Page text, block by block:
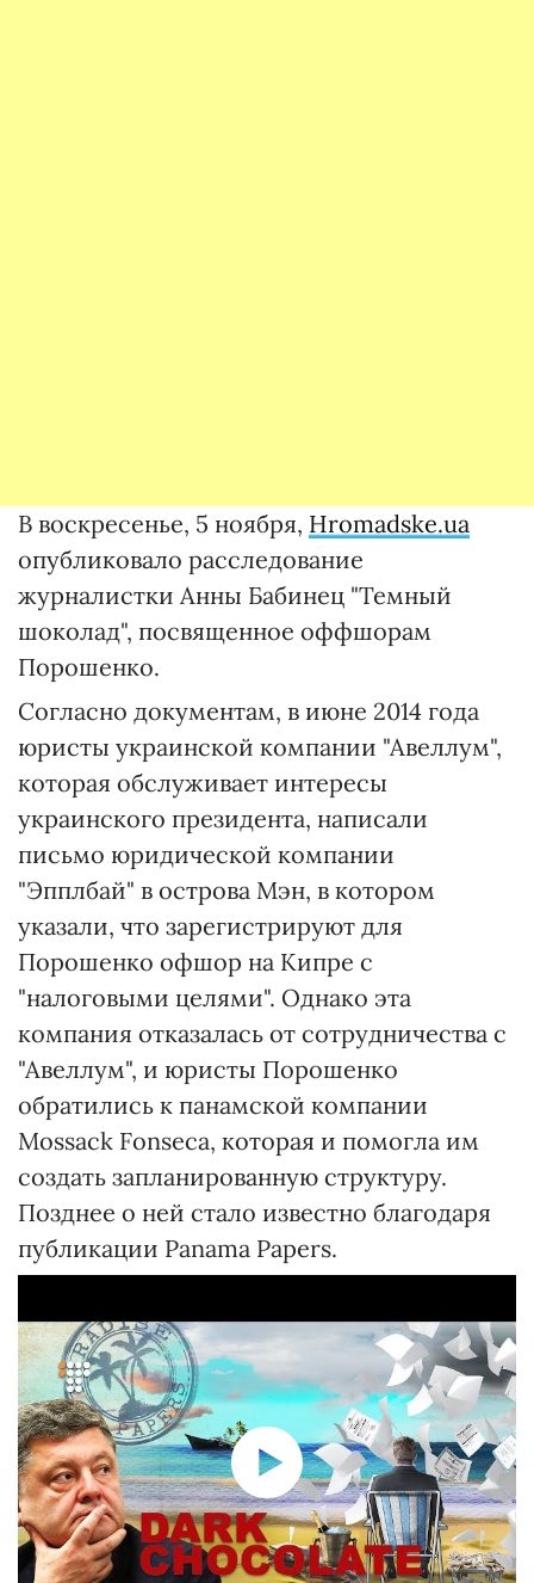
В воскресенье, 5 ноября, Hromadske.ua
опубликовало расследование
журналистки Анны Бабинец "Темный
шоколад", посвященное оффшорам
Порошенко.
Согласно документам, в июне 2014 года
юристы украинской компании "Авеллум",
которая обслуживает интересы
украинского президента, написали
письмо юридической компании
"Эпплбай" в острова Мэн, в котором
указали, что зарегистрируют для
Порошенко офшор на Кипре с
"налоговыми целями". Однако эта
компания отказалась от сотрудничества с
"Авеллум", и юристы Порошенко
обратились к панамской компании
Mossack Fonseca, которая и помогла им
создать запланированную структуру.
Позднее о ней стало известно благодаря
публикации Panama Papers.